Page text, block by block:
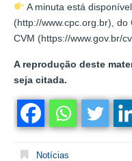
A minuta está
(http://www.cpc.org.br),
CVM (https://www.gov.br/
A reprodução deste
seja citada.
Notícias